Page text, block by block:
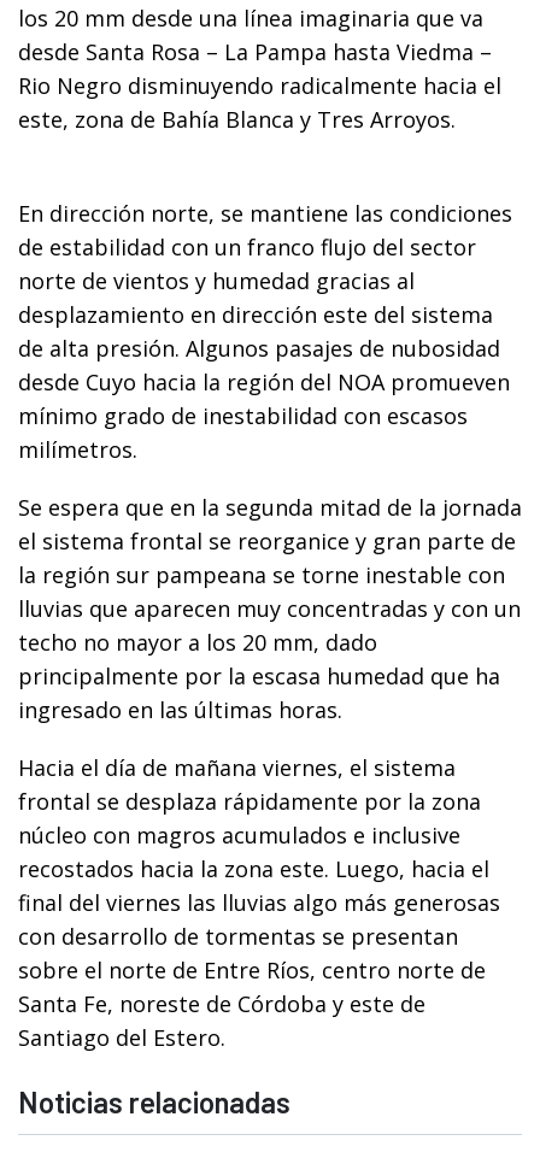
los 20 mm desde una línea imaginaria que va
desde Santa Rosa – La Pampa hasta Viedma –
Rio Negro disminuyendo radicalmente hacia el
este, zona de Bahía Blanca y Tres Arroyos.
En dirección norte, se mantiene las condiciones
de estabilidad con un franco flujo del sector
norte de vientos y humedad gracias al
desplazamiento en dirección este del sistema
de alta presión. Algunos pasajes de nubosidad
desde Cuyo hacia la región del NOA promueven
mínimo grado de inestabilidad con escasos
milímetros.
Se espera que en la segunda mitad de la jornada
el sistema frontal se reorganice y gran parte de
la región sur pampeana se torne inestable con
lluvias que aparecen muy concentradas y con un
techo no mayor a los 20 mm, dado
principalmente por la escasa humedad que ha
ingresado en las últimas horas.
Hacia el día de mañana viernes, el sistema
frontal se desplaza rápidamente por la zona
núcleo con magros acumulados e inclusive
recostados hacia la zona este. Luego, hacia el
final del viernes las lluvias algo más generosas
con desarrollo de tormentas se presentan
sobre el norte de Entre Ríos, centro norte de
Santa Fe, noreste de Córdoba y este de
Santiago del Estero.
Noticias relacionadas